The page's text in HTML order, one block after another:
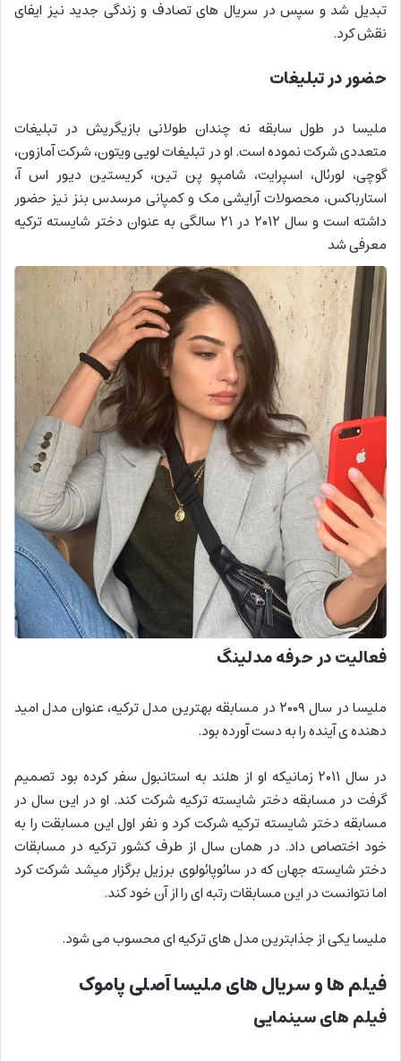
تبدیل شد و سپس در سریال های تصادف و زندگی جدید نیز ایفای
نقش کرد.
حضور در تبلیغات
ملیسا در طول سابقه نه چندان طولانی بازیگریش در تبلیغات
متعددی شرکت نموده است. او در تبلیغات لویی ویتون، شرکت آمازون،
گوچی، لورئال، اسپرایت، شامپو پن تین، کریستین دیور اس آ،
استارباکس، محصولات آرایشی مک و کمپانی مرسدس بنز نیز حضور
داشته است و سال ۲۰۱۲ در ۲۱ سالگی به عنوان دختر شایسته ترکیه
معرفی شد
فعالیت در حرفه مدلینگ
ملیسا در سال ۲۰۰۹ در مسابقه بهترین مدل ترکیه، عنوان مدل امید
دهنده ی آینده را به دست آورده بود.
در سال ۲۰۱۱ زمانیکه او از هلند به استانبول سفر کرده بود تصمیم
گرفت در مسابقه دختر شایسته ترکیه شرکت کند. او در این سال در
مسابقه دختر شایسته ترکیه شرکت کرد و نفر اول این مسابقت را به
خود اختصاص داد. در همان سال از طرف کشور ترکیه در مسابقات
دختر شایسته جهان که در سائوپائولوی برزیل برگزار میشد شرکت کرد
اما نتوانست در این مسابقات رتبه ای را از آن خود کند.
ملیسا یکی از جذابترین مدل های ترکیه ای محسوب می شود.
فیلم ها و سریال های ملیسا آصلی پاموک
فیلم های سینمایی